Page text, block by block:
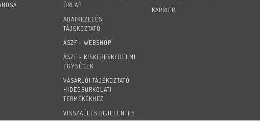
ŰRLAP
ADATKEZELÉSI
TÁJÉKOZTATÓ
ÁSZF - WEBSHOP
ÁSZF - KISKERESKEDELMI
EGYSÉGEK
VÁSÁRLÓI TÁJÉKOZTATÓ
HIDEGBURKOLATI
TERMÉKEKHEZ
VISSZAÉLÉS BEJELENTES
KARRIER